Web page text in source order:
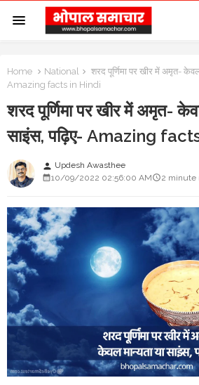
Home National
शरद पूर्णिमा पर खीर में अमृत-
Amazing facts in Hindi
शरद पूर्णिमा पर खीर में अमृत-
साइंस, पढ़िए- Amazing
person Updesh Awasthee
10/09/2022 02:56:00 AM
2 minute